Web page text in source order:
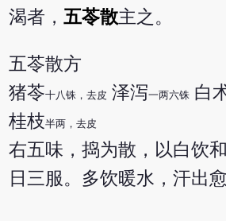
渴者，五苓散主之。
五苓散方
猪苓十八铢，去皮 泽泻一两六铢 白
桂枝半两，去皮
右五味，捣为散，以白饮
日三服。多饮暖水，汗出